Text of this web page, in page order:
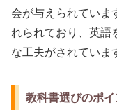
会が与えられていま
れられており、英語
な工夫がされていま
教科書選びのポイ